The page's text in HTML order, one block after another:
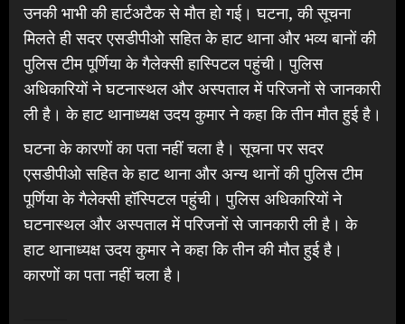
उनकी भाभी की हार्टअटैक से मौत हो गई। घटना, की सूचना
मिलते ही सदर एसडीपीओ सहित के हाट थाना और भव्य बानों की
पुलिस टीम पूर्णिया के गैलेक्सी हास्पिटल पहुंची। पुलिस
अधिकारियों ने घटनास्थल और अस्पताल में परिजनों से जानकारी
ली है। के हाट थानाध्यक्ष उदय कुमार ने कहा कि तीन मौत हुई है।
घटना के कारणों का पता नहीं चला है। सूचना पर सदर
एसडीपीओ सहित के हाट थाना और अन्य थानों की पुलिस टीम
पूर्णिया के गैलेक्सी हॉस्पिटल पहुंची। पुलिस अधिकारियों ने
घटनास्थल और अस्पताल में परिजनों से जानकारी ली है। के
हाट थानाध्यक्ष उदय कुमार ने कहा कि तीन की मौत हुई है।
कारणों का पता नहीं चला है।